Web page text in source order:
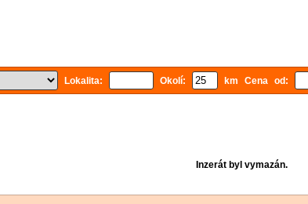
Lokalita: Okolí: km Cena od:
Inzerát byl vymazán.